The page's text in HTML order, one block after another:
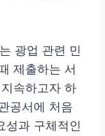
광업 관련 민
제출하는 서
속하고자 하
공서에 처음
성과 구체적인